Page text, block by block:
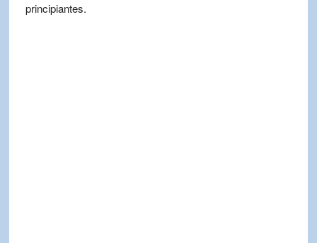
principiantes.